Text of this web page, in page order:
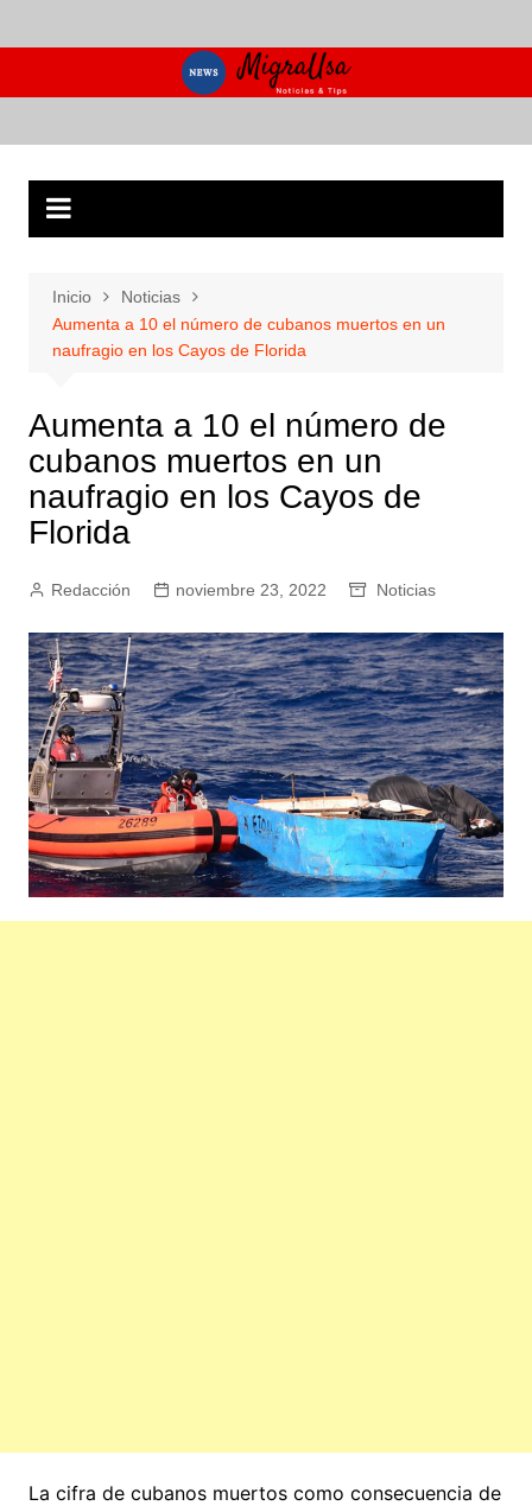
al
Inicio
Noticias
Aumenta a 10 el número de cubanos muertos en un
naufragio en los Cayos de Florida
Aumenta a 10 el número de
cubanos muertos en un
naufragio en los Cayos de
Florida
Redacción noviembre 23, 2022 Noticias
La cifra de cubanos muertos como consecuencia de